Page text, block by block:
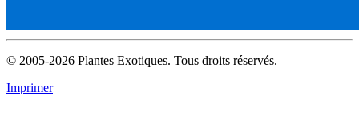
© 2005-2026 Plantes Exotiques. Tous droits réservés.
Imprimer